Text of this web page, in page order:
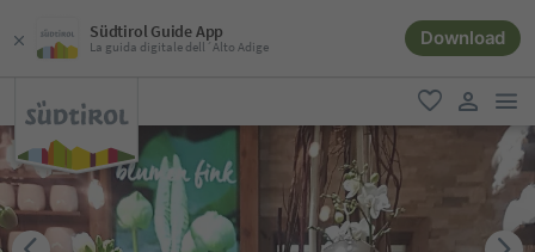
Südtirol Guide App
La guida digitale dell´Alto Adige Download
favoriti
user link